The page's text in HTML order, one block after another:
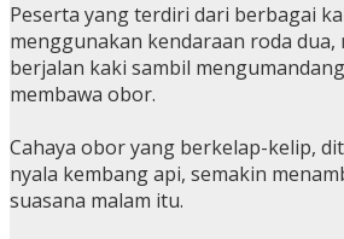
Peserta yang terdiri dari berbagai
menggunakan kendaraan roda dua,
berjalan kaki sambil
membawa obor.
Cahaya obor yang berkelap-kelip,
nyala kembang api, semakin
suasana malam itu.